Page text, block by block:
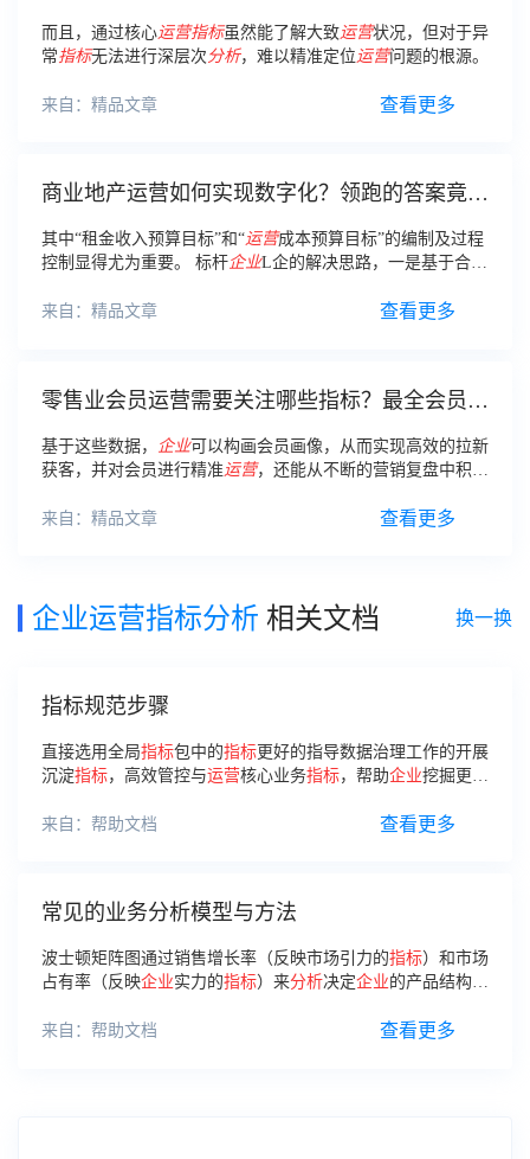
而且，通过核心运营指标虽然能了解大致运营状况，但对于异
常指标无法进行深层次 分析，难以精准定位 运营问题的根源。
来自：精品文章 查看更多
商业地产运营如何实现数字化？领跑的答案竟是
这样！
其中“租金收入预算目标”和“运营成本预算目标”的编制及过程
控制显得尤为重要。 标杆企业L企的解决思路，一是基于合同
来自：精品文章
查看更多
零售业会员运营需要关注哪些指标？最全会员分
基于这些数据， 企业可以构画会员画像，从而实现高效的拉新
获客，并对会员进行精准 运营，还能从不断的营销复盘中积累
来自：精品文章
查看更多
企业运营指标分析 相关文档 换一换
指标规范步骤
直接选用全局指标包中的指标更好的指导数据治理工作的开展
沉淀指标，高效管控与运营核心业务指标，帮助企业挖掘更多
有指标 权限、查看
来自：帮助文档 查看更多
常见的业务分析模型与方法
波士顿矩阵图通过销售增长率（反映市场引力的指标）和市场
占有率（反映企业实力的指标）来分析决定企业的产品结构。
系列步骤转化效果的方法。购物篮
来自：帮助文档 查看更多